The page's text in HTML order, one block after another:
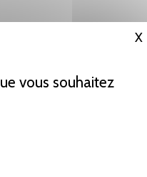
vous souhaitez
X